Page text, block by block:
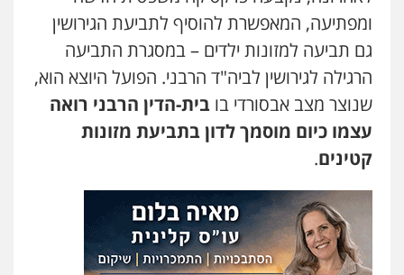
ומפתיעה, המאפשרת להוסיף לתביעת הגירושין
גם תביעה למזונות ילדים – במסגרת התביעה
הרגילה לגירושין לביה"ד הרבני. הפועל היוצא הוא,
שנוצר מצב אבסורדי בו בית-הדין הרבני רואה
עצמו כיום מוסמך לדון בתביעת מזונות
קטינים.